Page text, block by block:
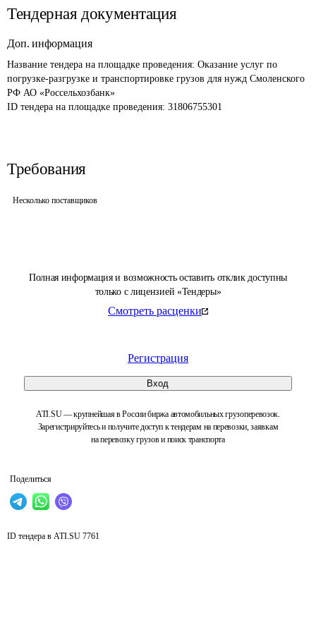
Полная информация и возможность оставить отклик доступны
только с лицензией «Тендеры»
Смотреть расценки
Регистрация
Вход
ATI.SU — крупнейшая в России биржа автомобильных грузоперевозок.
Зарегистрируйтесь и получите доступ к тендерам на перевозки, заявкам
на перевозку грузов и поиск транспорта
Поделиться
Тендерная документация
Доп. информация
Название тендера на площадке проведения: Оказание услуг по
погрузке-разгрузке и транспортировке грузов для нужд Смоленского
РФ АО «Россельхозбанк»
ID тендера на площадке проведения: 31806755301
Требования
Несколько поставщиков
ID тендера в ATI.SU 7761